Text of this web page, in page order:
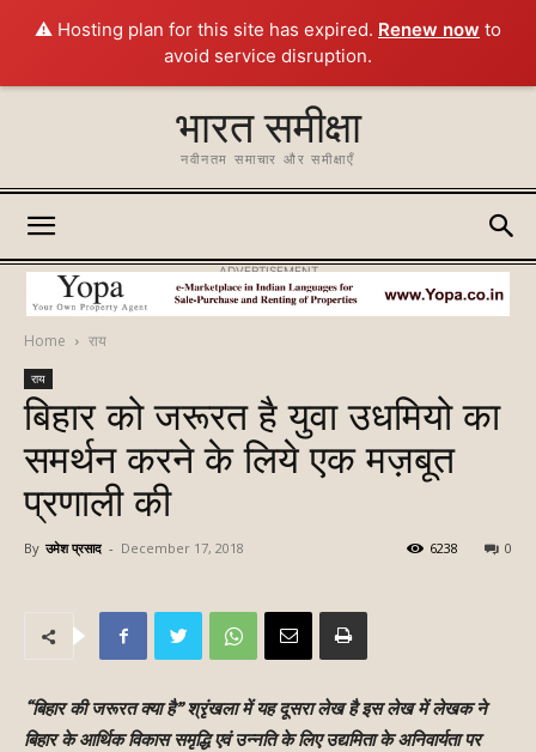
⚠️ Hosting plan for this site has expired. Renew now to
avoid service disruption.
भारत समीक्षा
नवीनतम समाचार और समीक्षाएँ
ADVERTISEMENT
Home राय
राय
बिहार को जरूरत है युवा उधमियो का
समर्थन करने के लिये एक मज़बूत
प्रणाली की
By उमेश प्रसाद - December 17, 2018 0
6238
“बिहार की जरूरत क्या है” श्रृंखला में यह दूसरा लेख है इस लेख में लेखक ने
बिहार के आर्थिक विकास समृद्धि एवं उन्नति के लिए उद्यमिता के अनिवार्यता पर